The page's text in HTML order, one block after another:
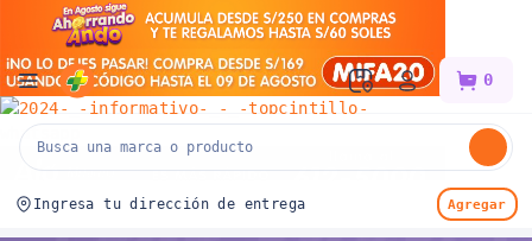
Mifarma 0
Ingresa tu dirección de entrega Agregar